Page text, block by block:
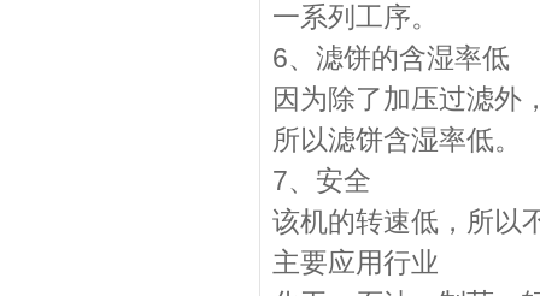
一系列工序。
6、滤饼的含湿率低
因为除了加压过滤外
所以滤饼含湿率低。
7、安全
该机的转速低，所以
主要应用行业